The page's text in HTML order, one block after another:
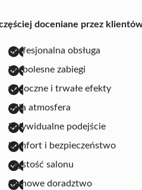
doceniane przez
profesjonalna obsługa
bezbolesne zabiegi
widoczne i trwałe efekty
miła atmosfera
indywidualne podejście
komfort i bezpieczeństwo
czystość salonu
fachowe doradztwo